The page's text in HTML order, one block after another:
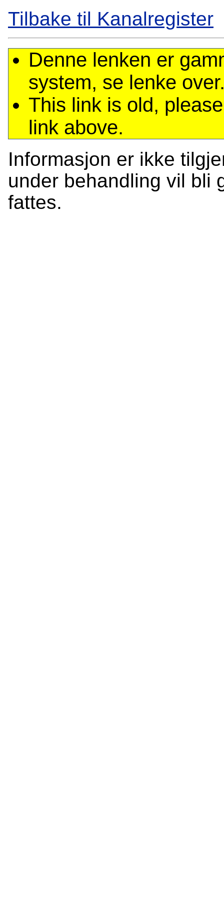
Tilbake til Kanalregister
Denne lenken er
system, se lenke
This link is old,
link above.
Informasjon er ikke
under behandling vil bli
fattes.